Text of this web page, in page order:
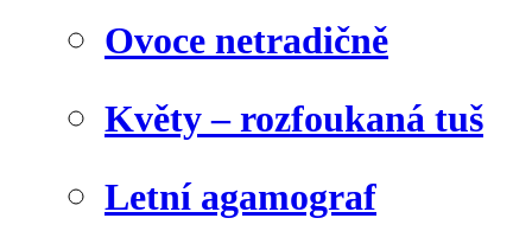
Ovoce netradičně
Květy – rozfoukaná tuš
Letní agamograf